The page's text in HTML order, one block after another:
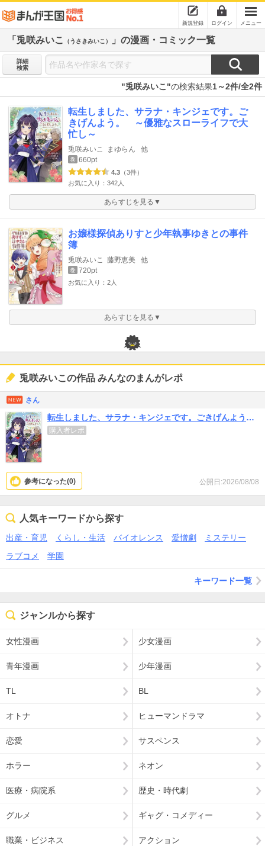
新規登録 ログイン メニュー
「兎咲みいこ （うさきみいこ） 」の漫画・コミック一覧
詳細
検索
"兎咲みいこ"の検索結果1～2件/全2件
転生しました、サラナ・キンジェです。ご
きげんよう。 ～優雅なスローライフで大
忙し～
兎咲みいこ まゆらん 他
巻 660pt
4.3 （3件）
お気に入り：342人
あらすじを見る▼
お嬢様探偵ありすと少年執事ゆきとの事件
簿
兎咲みいこ 藤野恵美 他
巻 720pt
お気に入り：2人
あらすじを見る▼
兎咲みいこの作品 みんなのまんがレポ
さん
転生しました、サラナ・キンジェです。ごきげんよう。 ～優雅なスローライフで大忙し～
購入者レポ
公開日:2026/08/08
参考になった(0)
人気キーワードから探す
出産・育児 くらし・生活 バイオレンス 愛憎劇
ミステリー
ラブコメ
学園
キーワード一覧
ジャンルから探す
女性漫画 少女漫画
青年漫画 少年漫画
TL BL
オトナ ヒューマンドラマ
恋愛 サスペンス
ホラー ネオン
医療・病院系 歴史・時代劇
グルメ ギャグ・コメディー
職業・ビジネス アクション